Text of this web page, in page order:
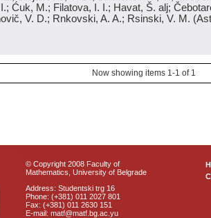
I.; Ćuk, M.; Filatova, I. I.; Havat, Š. alj;
V. D.; Rnkovski, A. A.; Rsinski, V. M. (
Now showing items 1-1 of 1
© Copyright 2008 Faculty of
Mathematics, University of Belgrade
Address: Studentski trg 16
Phone: (+381) 011 2027 801
Fax: (+381) 011 2630 151
E-mail: matf@matf.bg.ac.yu